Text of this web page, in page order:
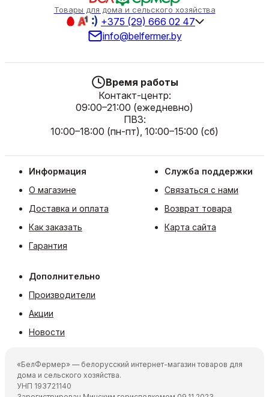
Товары для дома и сельского хозяйства
+375 (29) 666 02 47
info@belfermer.by
Время работы
Контакт-центр:
09:00–21:00 (ежедневно)
ПВЗ:
10:00–18:00 (пн-пт), 10:00–15:00 (сб)
Информация
О магазине
Доставка и оплата
Как заказать
Гарантия
Служба поддержки
Связаться с нами
Возврат товара
Карта сайта
Дополнительно
Производители
Акции
Новости
«БелФермер» — белорусский интернет-магазин товаров для
дома и сельского хозяйства.
УНП 193721140